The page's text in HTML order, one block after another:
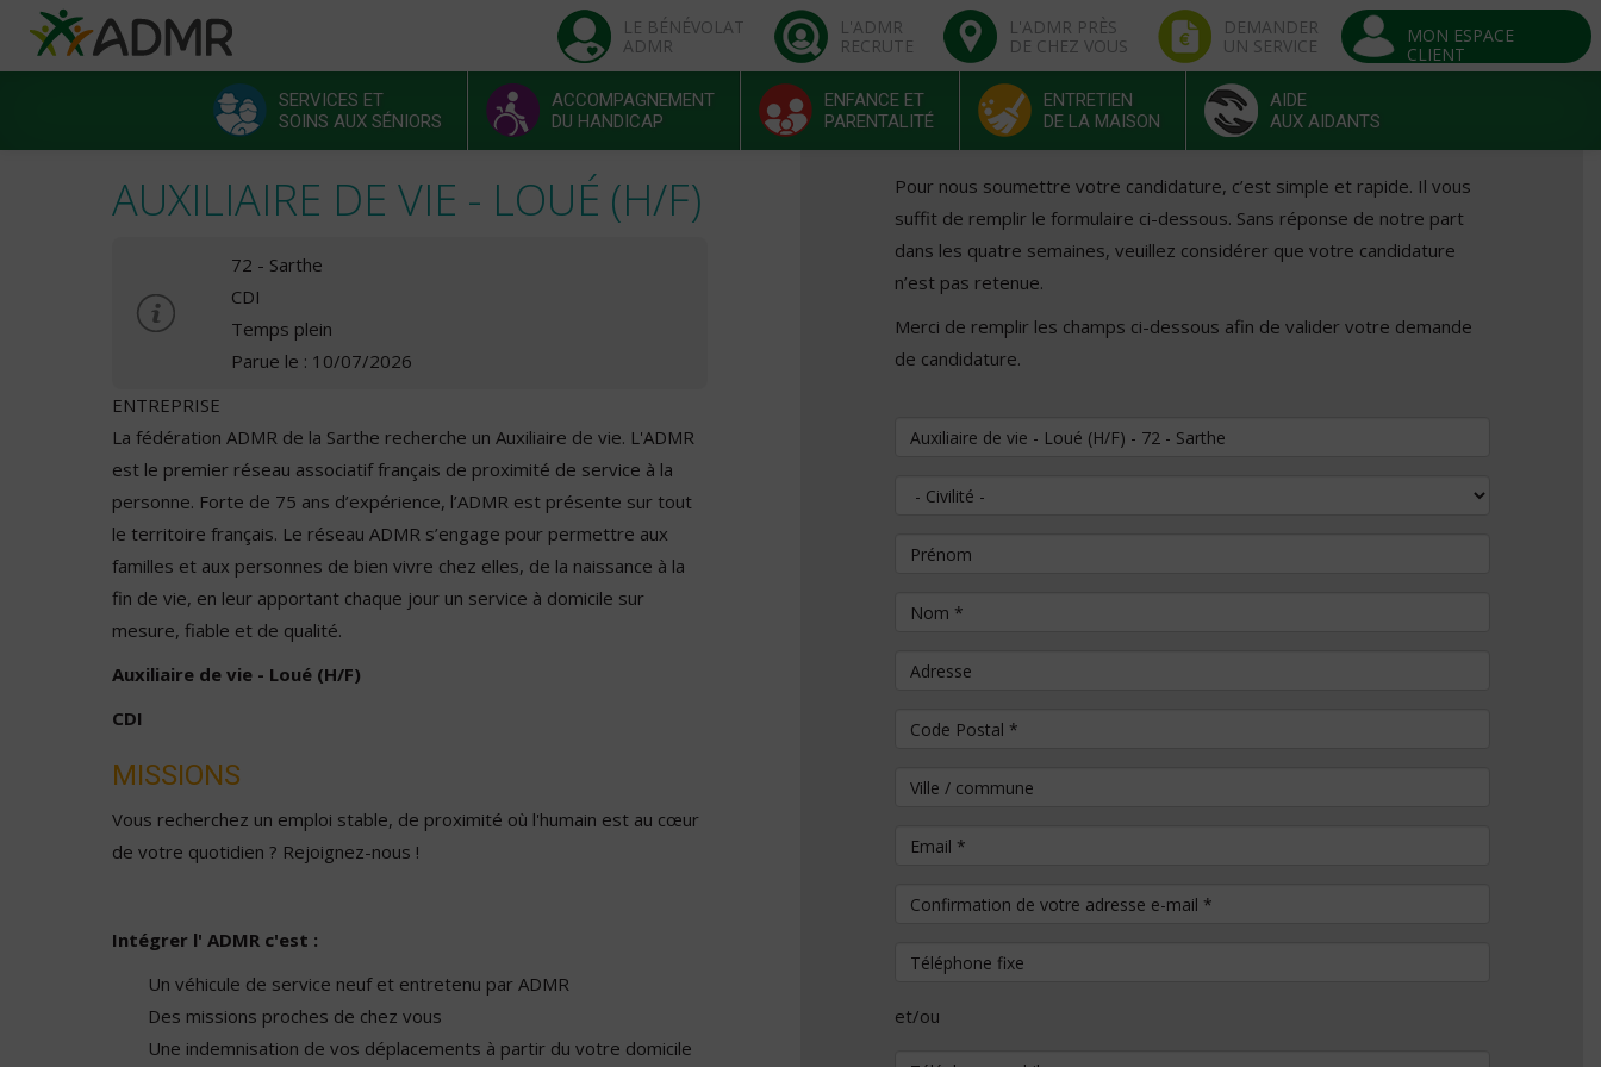
Aller au contenu principal
LE BÉNÉVOLAT
ADMR
L'ADMR
RECRUTE
L'ADMR PRÈS
DE CHEZ VOUS
DEMANDER
UN SERVICE
MON ESPACE
CLIENT
SERVICES ET
SOINS AUX SÉNIORS
ACCOMPAGNEMENT
DU HANDICAP
ENFANCE ET
PARENTALITÉ
ENTRETIEN
DE LA MAISON
AIDE
AUX AIDANTS
AUXILIAIRE DE VIE - LOUÉ (H/F)
72 - Sarthe
CDI
Temps plein
Parue le : 10/07/2026
ENTREPRISE
La fédération ADMR de la Sarthe recherche un Auxiliaire de vie. L'ADMR
est le premier réseau associatif français de proximité de service à la
personne. Forte de 75 ans d’expérience, l’ADMR est présente sur tout
le territoire français. Le réseau ADMR s’engage pour permettre aux
familles et aux personnes de bien vivre chez elles, de la naissance à la
fin de vie, en leur apportant chaque jour un service à domicile sur
mesure, fiable et de qualité.
Auxiliaire de vie - Loué (H/F)
CDI
MISSIONS
Vous recherchez un emploi stable, de proximité où l'humain est au cœur
de votre quotidien ? Rejoignez-nous !
Intégrer l' ADMR c'est :
Un véhicule de service neuf et entretenu par ADMR
Des missions proches de chez vous
Une indemnisation de vos déplacements à partir du votre domicile
Pour nous soumettre votre candidature, c’est simple et rapide. Il vous
suffit de remplir le formulaire ci-dessous. Sans réponse de notre part
dans les quatre semaines, veuillez considérer que votre candidature
n’est pas retenue.
Merci de remplir les champs ci-dessous afin de valider votre demande
de candidature.
Vous souhaitez postuler au poste de
Civilité
Prénom
Nom*
Adresse
Code Postal *
Ville / commune
Email*
Confirmation de votre adresse e-mail
Téléphone fixe
et/ou
Panneau de gestion des cookies